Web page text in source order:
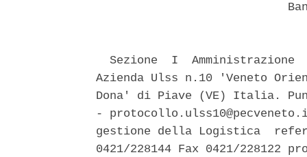
Sezione  I  Amministrazione
Azienda Ulss n.10 'Veneto
Dona' di Piave (VE) Italia.
-
gestione della Logistica
0421/228144 Fax 0421/228122